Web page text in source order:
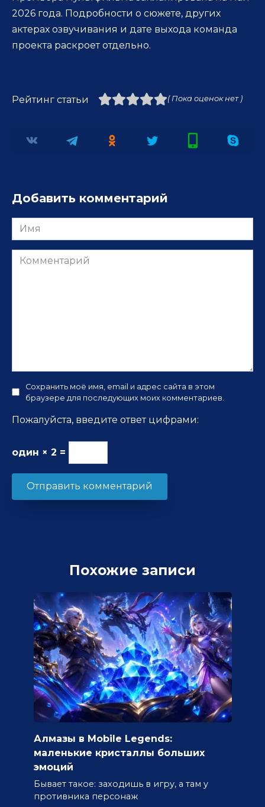
2026 года. Подробности о сюжете, других
актерах озвучивания и дате выхода команда
проекта раскроет отдельно.
Рейтинг статьи ( Пока оценок нет )
Добавить комментарий
Имя
Комментарий
Сохранить моё имя, email и адрес сайта в этом
браузере для последующих моих комментариев.
Пожалуйста, введите ответ цифрами:
один × 2 =
Похожие записи
Алмазы в Mobile Legends:
маленькие кристаллы больших
эмоций
Бывает такое: заходишь в игру, а там у
противника персонаж